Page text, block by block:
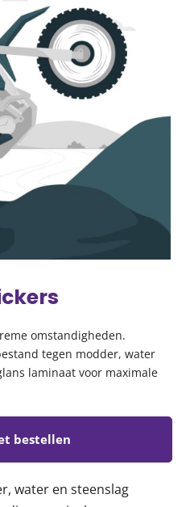
omstandigheden.
tegen modder, water
laminaat voor maximale
bestellen
water en steenslag